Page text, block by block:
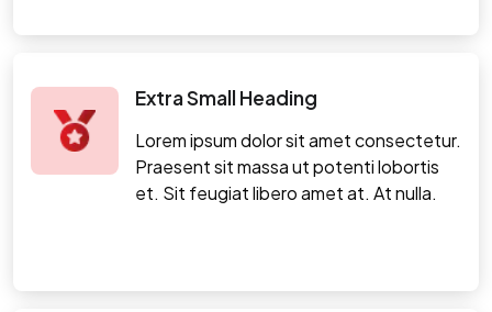
Extra Small Heading
Lorem ipsum dolor sit amet consectetur.
Praesent sit massa ut potenti lobortis
et. Sit feugiat libero amet at. At nulla.